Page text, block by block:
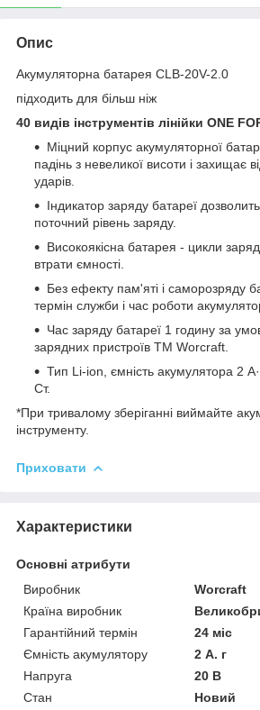
Опис
Акумуляторна батарея CLB-20V-2.0
підходить для більш ніж
40 видів інструментів лінійки ONE
Міцний корпус акумуляторної
падінь з невеликої висоти і захищає
ударів.
Індикатор заряду батареї
поточний рівень заряду.
Високоякісна батарея - цикли
втрати ємності.
Без ефекту пам'яті і саморозряду
термін служби і час роботи
Час заряду батареї 1 годину за
зарядних пристроїв ТМ Worcraft.
Тип Li-ion, ємність акумулятора 2
Ст.
*При тривалому зберіганні виймайте
інструменту.
Приховати
Характеристики
Основні атрибути
Виробник
Worcraft
Країна виробник
Гарантійний термін
24 міс
Ємність акумулятору
2 А. г
Напруга
20 В
Стан
Новий